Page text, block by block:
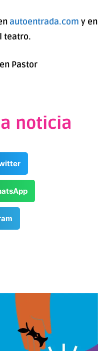
autoentrada.com y en
teatro.
Pastor
noticia